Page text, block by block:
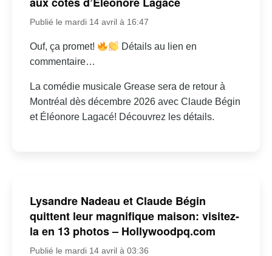
Publié le mardi 14 avril à 16:47
Ouf, ça promet!
Détails au lien en
commentaire…
La comédie musicale Grease sera de retour à
Montréal dès décembre 2026 avec Claude Bégin
et Éléonore Lagacé! Découvrez les détails.
Lysandre Nadeau et Claude Bégin
quittent leur magnifique maison: visitez-
la en 13 photos – Hollywoodpq.com
Publié le mardi 14 avril à 03:36